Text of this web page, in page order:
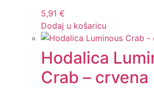
5,91 €
Dodaj u košaricu
Hodalica
Crab – crvena